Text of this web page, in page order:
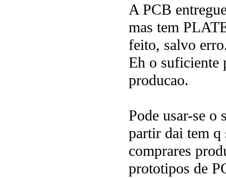
A PCB
mas tem
feito, salvo
Eh o suficiente
producao.
Pode usar-se o
partir dai tem q
comprares
prototipos de